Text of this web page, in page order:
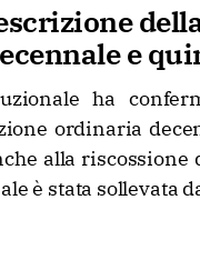
e
ha
ordinaria
alla
è stata sollevata